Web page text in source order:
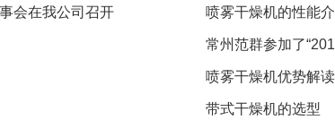
会在我公司召开 喷雾干燥机的性能
常州范群参加了
喷雾干燥机优势解读
带式干燥机的选型